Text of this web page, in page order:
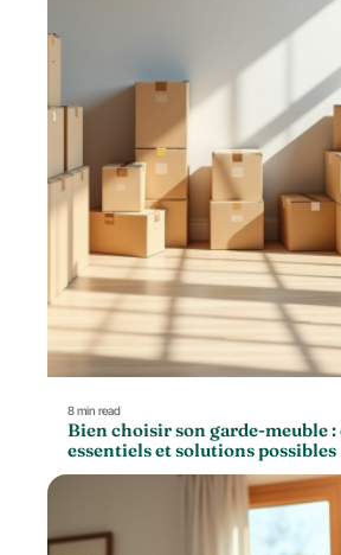
8 min read
Bien choisir son garde-meuble
essentiels et solutions possibles